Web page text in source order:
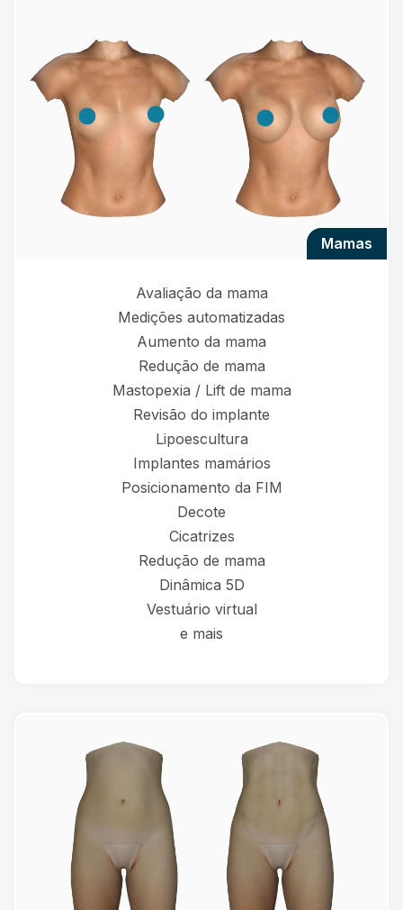
mamas
Avaliação da mama
Medições automatizadas
Aumento da mama
Redução de mama
Mastopexia / Lift de mama
Revisão do implante
Lipoescultura
Implantes mamários
Posicionamento da FIM
Decote
Cicatrizes
Redução de mama
Dinâmica 5D
Vestuário virtual
e mais